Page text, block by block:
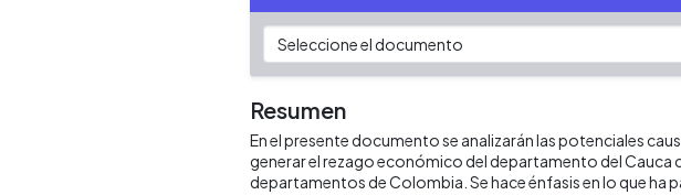
Resumen
En el presente documento se analizarán las potenciales
generar el rezago económico del departamento del Cauca
departamentos de Colombia. Se hace énfasis en lo que ha